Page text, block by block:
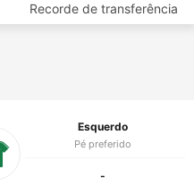
Recorde de transferência
Esquerdo
Pé preferido
-